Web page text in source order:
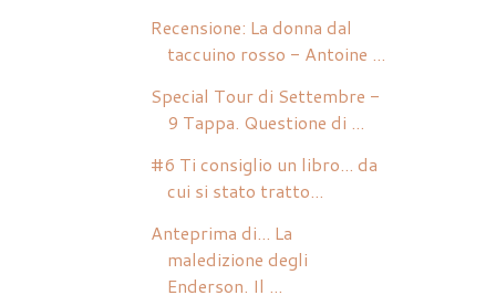
Recensione: La donna dal
taccuino rosso - Antoine ...
Special Tour di Settembre -
9 Tappa. Questione di ...
#6 Ti consiglio un libro... da
cui si stato tratto...
Anteprima di... La
maledizione degli
Enderson. Il ...